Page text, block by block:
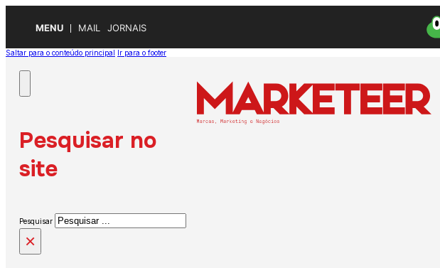
MENU MAIL JORNAIS
Saltar para o conteúdo principal Ir para o footer
Pesquisar no
site
Pesquisar
×